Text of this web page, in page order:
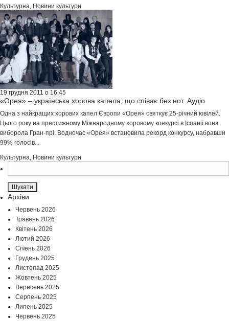
Культурна, Новини культури
19 грудня 2011 о 16:45
«Орея» – українська хорова капела, що співає без нот. Аудіо
Одна з найкращих хорових капел Європи «Орея» святкує 25-річний ювілей.
Цього року на престижному Міжнародному хоровому конкурсі в Іспанії вона
виборола Гран-прі. Водночас «Орея» встановила рекорд конкурсу, набравши
99% голосів...
Культурна, Новини культури
Архіви
Червень 2026
Травень 2026
Квітень 2026
Лютий 2026
Січень 2026
Грудень 2025
Листопад 2025
Жовтень 2025
Вересень 2025
Серпень 2025
Липень 2025
Червень 2025